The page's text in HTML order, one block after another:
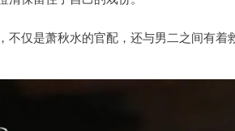
仅是萧秋水的官配，还与男二之间有着